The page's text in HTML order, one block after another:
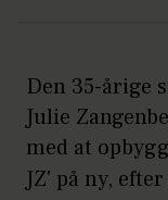
Den 35-årige
Julie
med at
JZ' på ny, efter